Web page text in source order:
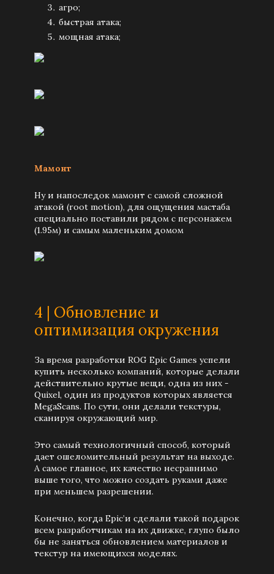
агро;
быстрая атака;
мощная атака;
Мамонт
Ну и напоследок мамонт с самой сложной
атакой (root motion), для ощущения мастаба
специально поставили рядом с персонажем
(1.95м) и самым маленьким домом
4 | Обновление и
оптимизация окружения
За время разработки ROG Epic Games успели
купить несколько компаний, которые делали
действительно крутые вещи, одна из них -
Quixel, один из продуктов которых является
MegaScans. По сути, они делали текстуры,
сканируя окружающий мир.
Это самый технологичный способ, который
дает ошеломительный результат на выходе.
А самое главное, их качество несравнимо
выше того, что можно создать руками даже
при меньшем разрешении.
Конечно, когда Epic’и сделали такой подарок
всем разработчикам на их движке, глупо было
бы не заняться обновлением материалов и
текстур на имеющихся моделях.